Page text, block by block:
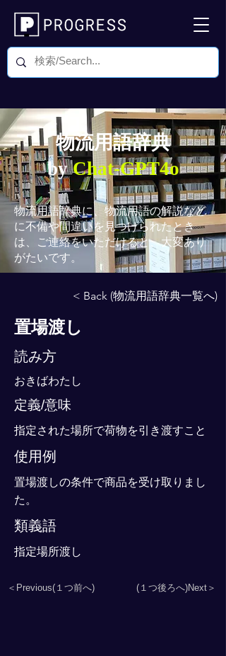
物流用語辞典
byChat-GPT4o
物流用語辞典に、物流用語の解説など
に不備や間違いを見つけられたとき
は、ご連絡をいただけると、大変あり
がたいです。
< Back (物流用語辞典一覧へ)
置場渡し
読み方
おきばわたし
定義/意味
指定された場所で荷物を引き渡すこと
使用例
置場渡しの条件で商品を受け取りまし
た。
類義語
指定場所渡し
＜Previous(１つ前へ) (１つ後ろへ)Next＞